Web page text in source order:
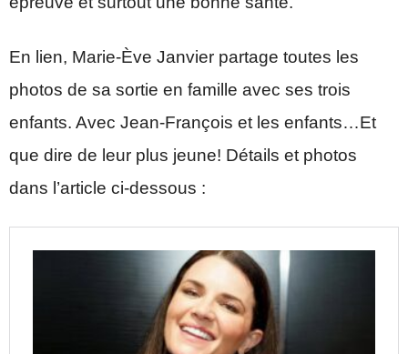
En lien, Marie-Ève Janvier partage toutes les
photos de sa sortie en famille avec ses trois
enfants. Avec Jean-François et les enfants…Et
que dire de leur plus jeune! Détails et photos
dans l’article ci-dessous :